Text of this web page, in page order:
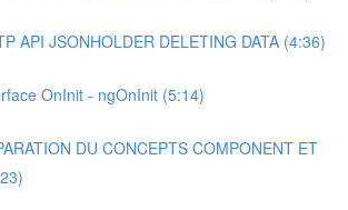
API JSONHOLDER DELETING DATA (4:36)
OnInit - ngOnInit (5:14)
DU CONCEPTS COMPONENT ET